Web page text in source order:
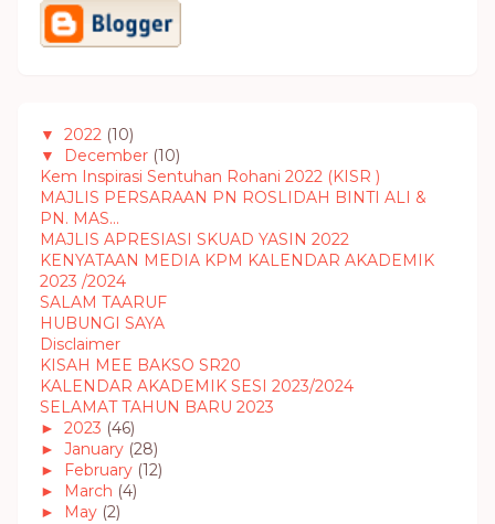
▼ 2022 (10)
▼
December (10)
Kem Inspirasi Sentuhan Rohani 2022 (KISR )
MAJLIS PERSARAAN PN ROSLIDAH BINTI ALI &
PN. MAS...
MAJLIS APRESIASI SKUAD YASIN 2022
KENYATAAN MEDIA KPM KALENDAR AKADEMIK
2023 /2024
SALAM TAARUF
HUBUNGI SAYA
Disclaimer
KISAH MEE BAKSO SR20
KALENDAR AKADEMIK SESI 2023/2024
SELAMAT TAHUN BARU 2023
► 2023 (46)
► January (28)
►
February (12)
►
March (4)
►
May (2)